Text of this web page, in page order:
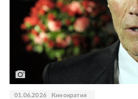
01.06.2026 Кинократия